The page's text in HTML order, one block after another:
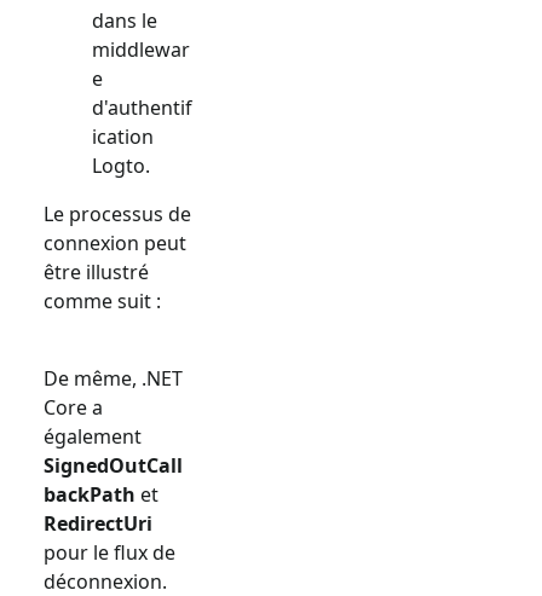
dans le
middlewar
e
d'authentif
ication
Logto.
Le processus de
connexion peut
être illustré
comme suit :
De même, .NET
Core a
également
SignedOutCall
backPath et
RedirectUri
pour le flux de
déconnexion.